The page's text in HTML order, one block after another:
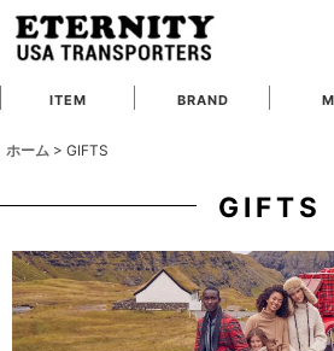
ITEM BRAND
ホーム > GIFTS
GIFTS